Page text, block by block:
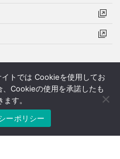
ーコードや内容表示を印刷する
。
計機サテライト.
トでは Cookieを使用してお
Cookieの使用を承諾したも
す。
ーポリシー